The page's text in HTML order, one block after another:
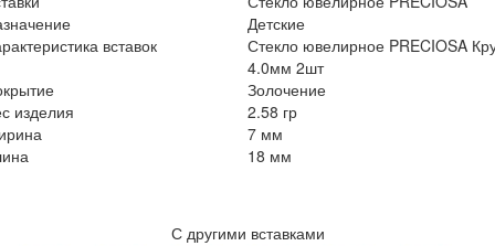
Детские
вставок
Стекло ювелирное PRECIOSA
4.0мм 2шт
Золочение
изделия
2.58 гр
7 мм
18 мм
С другими вставками